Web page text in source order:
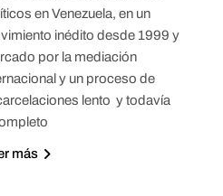
en Venezuela, en un
inédito desde 1999 y
por la mediación
y un proceso de
lento y todavía
más